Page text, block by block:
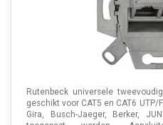
Rutenbeck universele
geschikt voor CAT5 en CAT6
Gira, Busch-Jaeger, Berker,